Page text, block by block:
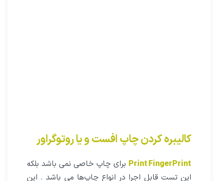
کالیبره کردن چاپ افست و یا روتوگراور
Print FingerPrint برای چاپ خاصی نمی باشد بلکه
این تست قابل اجرا در انواع چاپ‌ها می باشد . این